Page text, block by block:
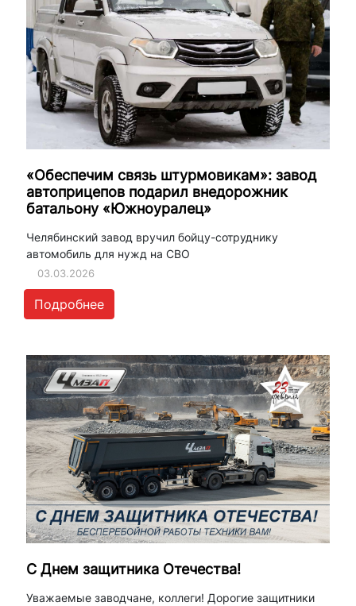
«Обеспечим связь штурмовикам»: завод
автоприцепов подарил внедорожник
батальону «Южноуралец»
Челябинский завод вручил бойцу-сотруднику
автомобиль для нужд на СВО
03.03.2026
Подробнее
С Днем защитника Отечества!
Уважаемые заводчане, коллеги! Дорогие защитники